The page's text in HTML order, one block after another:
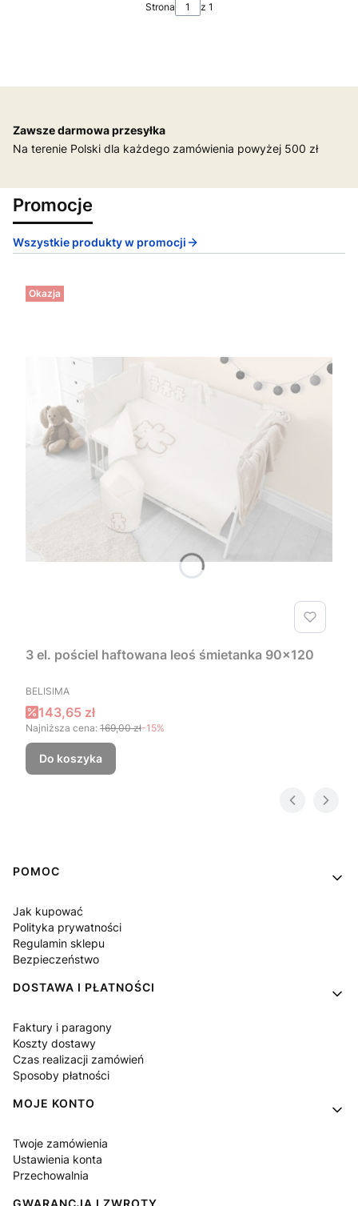
Strona z 1
Zawsze darmowa przesyłka
Na terenie Polski dla każdego zamówienia powyżej 500 zł
Promocje
Wszystkie produkty w promocji
Okazja
3 el. pościel haftowana leoś śmietanka 90x120
PRODUCENT
BELISIMA
Cena promocyjna
143,65 zł
Najniższa cena: 169,00 zł-15%
Do koszyka
Linki w stopce
POMOC
Jak kupować
Polityka prywatności
Regulamin sklepu
Bezpieczeństwo
DOSTAWA I PŁATNOŚCI
Faktury i paragony
Koszty dostawy
Czas realizacji zamówień
Sposoby płatności
MOJE KONTO
Twoje zamówienia
Ustawienia konta
Przechowalnia